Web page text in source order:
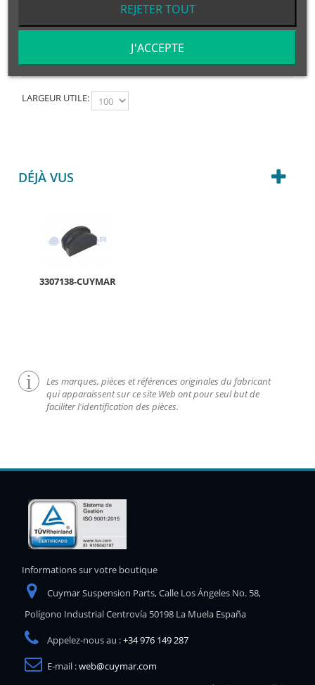
ALMOHADILLA 100 mm ABARCON C, EN V
LARGEUR UTILE:
DÉJÀ VUS
3307138-CUYMAR
Les marques, pièces et références originales du fabricant
qui apparaissent sur ce site Web ont pour seul but de
faciliter l'identification des pièces.
Informations sur votre boutique
Cuymar Suspension Parts, Calle Los Ángeles No. 58,
Polígono Industrial Centrovía 50198 La Muela España
Appelez-nous au :+34 976 149 287
E-mail :web@cuymar.com
REJETER TOUT
J'ACCEPTE